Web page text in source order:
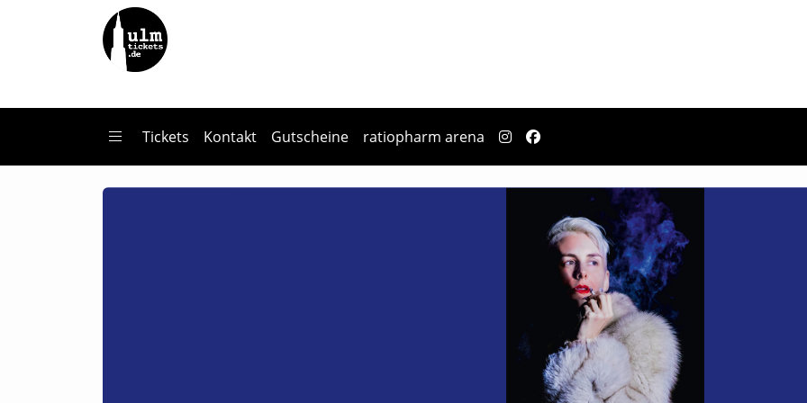
Zum Hauptinhalt springen
Tickets Kontakt Gutscheine ratiopharm arena
Lisa Eckhart - Ich war mal wer - das neue Programm